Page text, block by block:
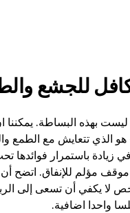
للجشع
ليست بهذه البساطة. يمكننا
الذي تتعايش مع الطمع
زيادة باستمرار فوائدها
مؤلم للإنفاق. اتضح
لا يكفي أن تسعى إلى
واحدا اضافية.